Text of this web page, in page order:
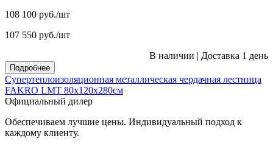
108 100 руб./шт
107 550 руб./шт
В наличии | Доставка 1 день
Подробнее
Супертеплоизоляционная металлическая чердачная лестница
FAKRO LMT 80х120х280см
Официальный дилер
Обеспечиваем лучшие цены. Индивидуальный подход к
каждому клиенту.